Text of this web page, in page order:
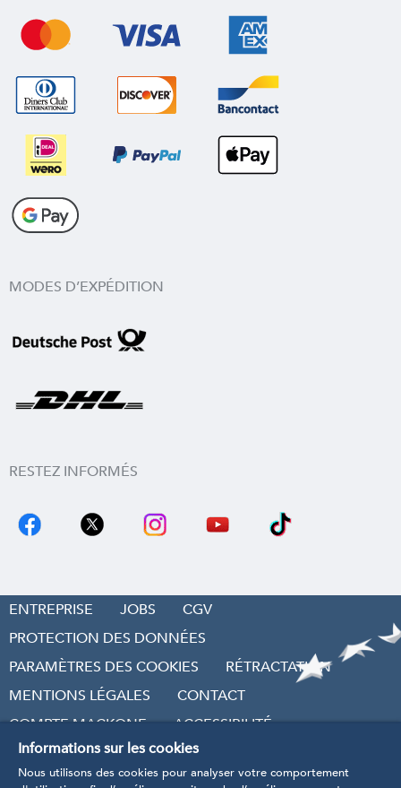
MODES D’EXPÉDITION
RESTEZ INFORMÉS
ENTREPRISE JOBS
CGV
PROTECTION DES DONNÉES
PARAMÈTRES DES COOKIES
RÉTRACTATION
MENTIONS LÉGALES
CONTACT
COMPTE MACKONE
ACCESSIBILITÉ
Informations sur les cookies
Nous utilisons des cookies pour analyser votre comportement